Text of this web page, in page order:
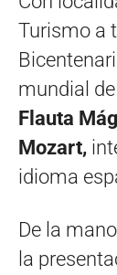
Turismo a
mundial
Flauta
Mozart,
idioma
De la
la